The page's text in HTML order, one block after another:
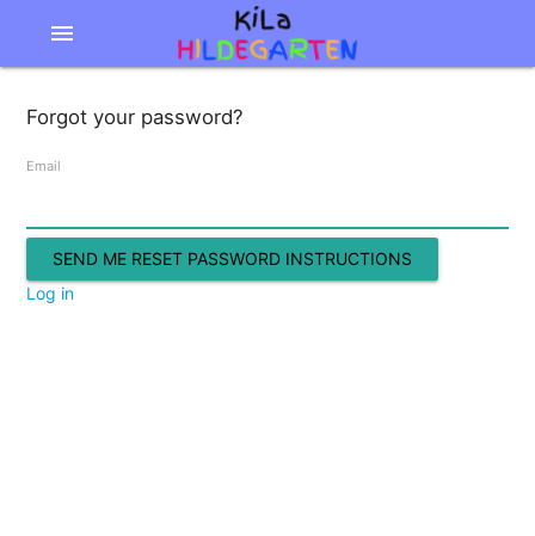
menu
Forgot your password?
Email
Log in